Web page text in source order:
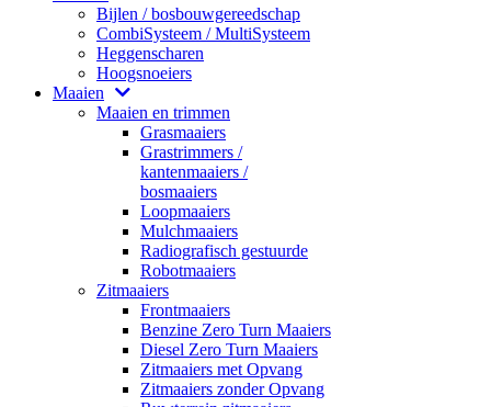
Bijlen / bosbouwgereedschap
CombiSysteem / MultiSysteem
Heggenscharen
Hoogsnoeiers
Maaien
Maaien en trimmen
Grasmaaiers
Grastrimmers /
kantenmaaiers /
bosmaaiers
Loopmaaiers
Mulchmaaiers
Radiografisch gestuurde
Robotmaaiers
Zitmaaiers
Frontmaaiers
Benzine Zero Turn Maaiers
Diesel Zero Turn Maaiers
Zitmaaiers met Opvang
Zitmaaiers zonder Opvang